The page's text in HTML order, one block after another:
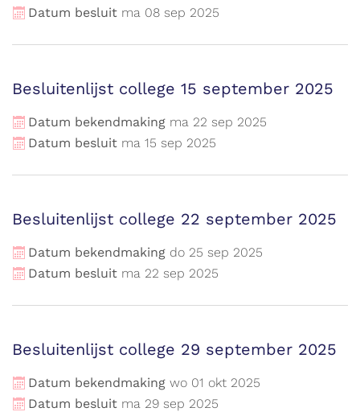
Datum besluit ma 08 sep 2025
Besluitenlijst college 15 september 2025
Datum bekendmaking ma 22 sep 2025
Datum besluit ma 15 sep 2025
Besluitenlijst college 22 september 2025
Datum bekendmaking do 25 sep 2025
Datum besluit ma 22 sep 2025
Besluitenlijst college 29 september 2025
Datum bekendmaking wo 01 okt 2025
Datum besluit ma 29 sep 2025